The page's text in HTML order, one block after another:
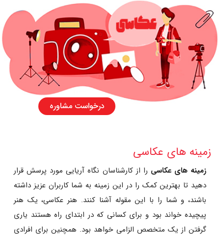
درخواست مشاوره
زمینه های عکاسی
زمینه های عکاسی را از کارشناسان نگاه آریایی مورد پرسش قرار
دهید تا بهترین کمک را در این زمینه به شما کاربران عزیز داشته
باشند، و شما را با این مقوله آشنا کنند. هنر عکاسی، یک هنر
پیچیده خواند بود و برای کسانی که در ابتدای راه هستند یاری
گرفتن از یک متخصص الزامی خواهد بود. همچنین برای افرادی